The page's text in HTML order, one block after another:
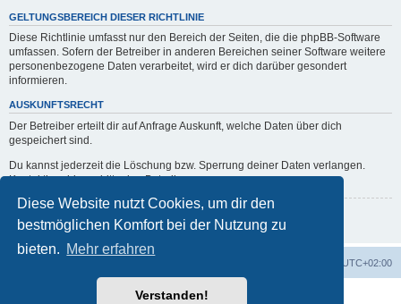
Diese Website nutzt Cookies, um dir den
bestmöglichen Komfort bei der Nutzung zu
bieten. Mehr erfahren
Verstanden!
GELTUNGSBEREICH DIESER RICHTLINIE
Diese Richtlinie umfasst nur den Bereich der Seiten, die die phpBB-Software
umfassen. Sofern der Betreiber in anderen Bereichen seiner Software weitere
personenbezogene Daten verarbeitet, wird er dich darüber gesondert
informieren.
AUSKUNFTSRECHT
Der Betreiber erteilt dir auf Anfrage Auskunft, welche Daten über dich
gespeichert sind.
Du kannst jederzeit die Löschung bzw. Sperrung deiner Daten verlangen.
Kontaktiere hierzu bitte den Betreiber.
Zurück zur vorherigen Seite
UTC+02:00
Powered byphpBB® Forum Software © phpBB Limited